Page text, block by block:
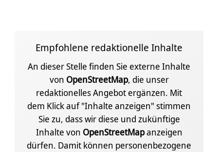
Empfohlene redaktionelle Inhalte
An dieser Stelle finden Sie externe Inhalte
von OpenStreetMap, die unser
redaktionelles Angebot ergänzen. Mit
dem Klick auf "Inhalte anzeigen" stimmen
Sie zu, dass wir diese und zukünftige
Inhalte von OpenStreetMapanzeigen
dürfen. Damit können personenbezogene